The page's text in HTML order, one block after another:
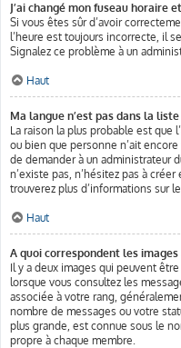
J’ai changé mon fuseau horaire
Si vous êtes sûr d’avoir
l’heure est toujours incorrecte, il
Signalez ce problème à un
Haut
Ma langue n’est pas dans la liste
La raison la plus probable est que
ou bien que personne n’ait
de demander à un administrateur
n’existe pas, n’hésitez pas à
trouverez plus d’informations sur
Haut
A quoi correspondent les
Il y a deux images qui peuvent
lorsque vous consultez les
associée à votre rang,
nombre de messages ou votre
plus grande, est connue sous le
propre à chaque membre.